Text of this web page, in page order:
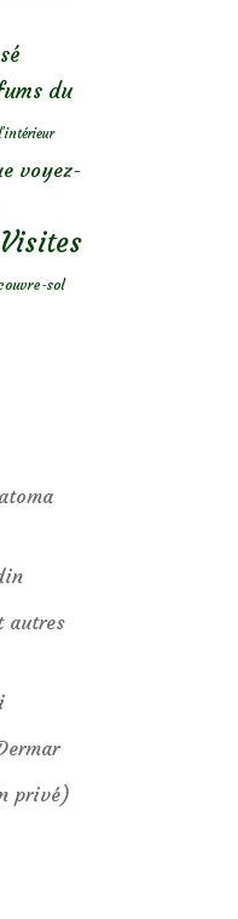
du
voyez-
Visites
sol
autres
privé)